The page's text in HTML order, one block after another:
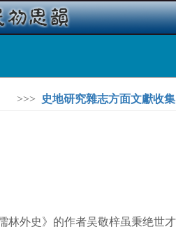
>>> 史地研究雜志方面文獻收集
外史》的作者吴敬梓虽秉绝世才